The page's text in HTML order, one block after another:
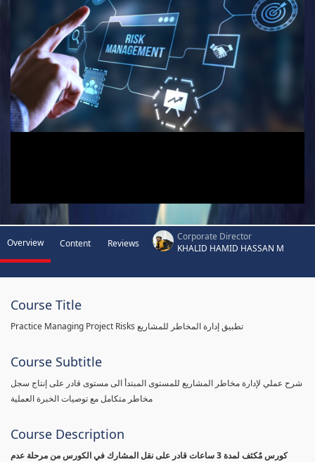
Overview Content Reviews
Corporate Director
KHALID HAMID HASSAN M
Course Title
Practice Managing Project Risks تطبيق إدارة المخاطر للمشاريع
Course Subtitle
شرح عملي لإدارة مخاطر المشاريع للمستوى المبتدأ الى مستوى قادر على إنتاج سجل
مخاطر متكامل مع توصيات الخبرة العملية
Course Description
كورس مٌكثف لمدة 3 ساعات قادر على نقل المشارك في الكورس من مرحلة عدم